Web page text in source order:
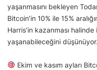
yaşanmasını bekleyen
Bitcoin’in 10% ile 15%
Harris’in kazanması
yaşanabileceğini düşünüyor.
Ekim ve kasım ayları